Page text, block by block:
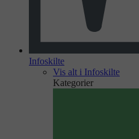
Infoskilte
Vis alt i Infoskilte
Kategorier